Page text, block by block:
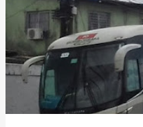
P
o
s